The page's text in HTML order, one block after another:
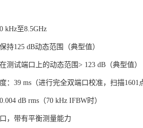
kHz至8.5GHz
持125 dB动态范围（典型值）
测试端口上的动态范围> 123 dB（典型值）
：39 ms（进行完全双端口校准，扫描1601
dB rms（70 kHz IFBW时）
，带有平衡测量能力